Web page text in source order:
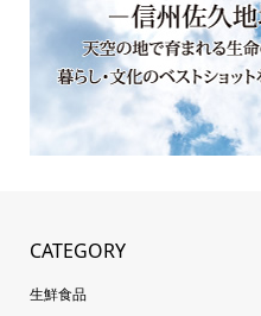
CATEGORY
生鮮食品